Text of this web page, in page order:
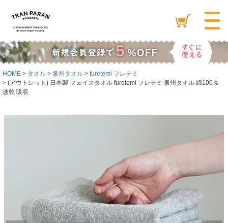
HOME タオル 泉州タオル
furetemi フレテミ
(アウトレット) 日本製 フェイスタオル furetemi フレテミ 泉州タオル 綿100％
速乾 吸収